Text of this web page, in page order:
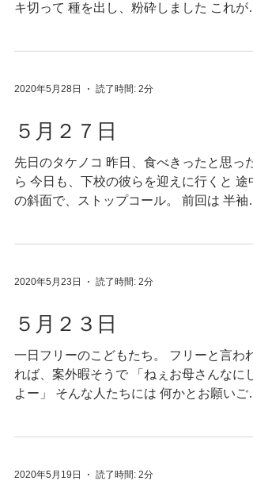
キ切って 種を出し、粉砕しました これが
の作業をしたのは...
2020年5月28日 読了時間: 2分
５月２７日
先日のタケノコ 昨日、食べきったと思った
ら 今日も、下校の彼らを迎えに行くと 途
の斜面で、ストップコール。 前回は 半袖
でも便利です。...
2020年5月23日 読了時間: 2分
５月２３日
一日フリーのこどもたち。 フリーと言われ
れば、案外暇そうで 「ねぇお母さんなにし
よー」 そんな人たちには 何かとお願いご
っ♪」 ありがたいです、なんせ。...
2020年5月19日 読了時間: 2分